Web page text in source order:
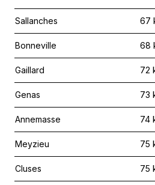
Sallanches 67
Bonneville 68
Gaillard 72
Genas 73
Annemasse 74
Meyzieu 75
Cluses 75